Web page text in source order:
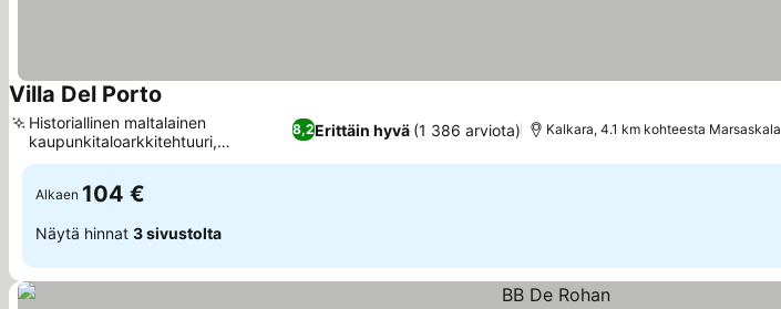
Villa Del Porto
8,2Erittäin hyvä (1 386 arviota)
Historiallinen maltalainen
kaupunkitaloarkkitehtuuri,
Panoraamakatto terassi
Kalkara, 4.1 km kohteesta Marsaskala
Alkaen 104 €
Näytä hinnat 3 sivustolta